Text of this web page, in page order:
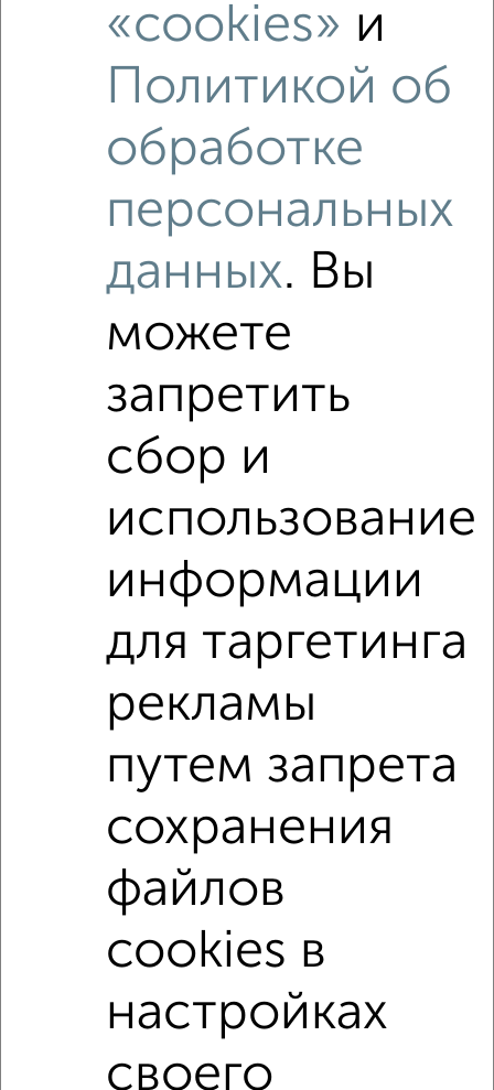
Рядом, с меньшей ценой
2‑комнатные квартиры
жилой комплекс Троицкая слобода
на улице квартал Троицкая слобода
с центральным отоплением в строящихся домах
в новостройках в кирпичном доме
с раздельным санузлом
Большие квартиры
Двухкомнатные Трехкомнатные
4‑комнатные
В новостройке
В строящемся доме
«cookies» и
Политикой об
обработке
персональных
данных. Вы
можете
запретить
сбор и
использование
информации
для таргетинга
рекламы
путем запрета
сохранения
файлов
cookies в
настройках
своего